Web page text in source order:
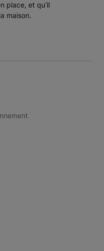
place, et qu’il
maison.